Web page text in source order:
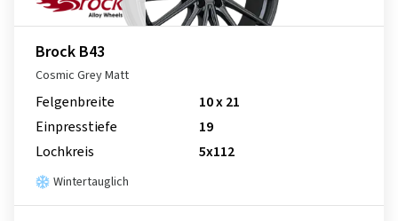
Brock B43
Cosmic Grey Matt
Felgenbreite
10 x 21
Einpresstiefe
19
Lochkreis
5x112
Wintertauglich